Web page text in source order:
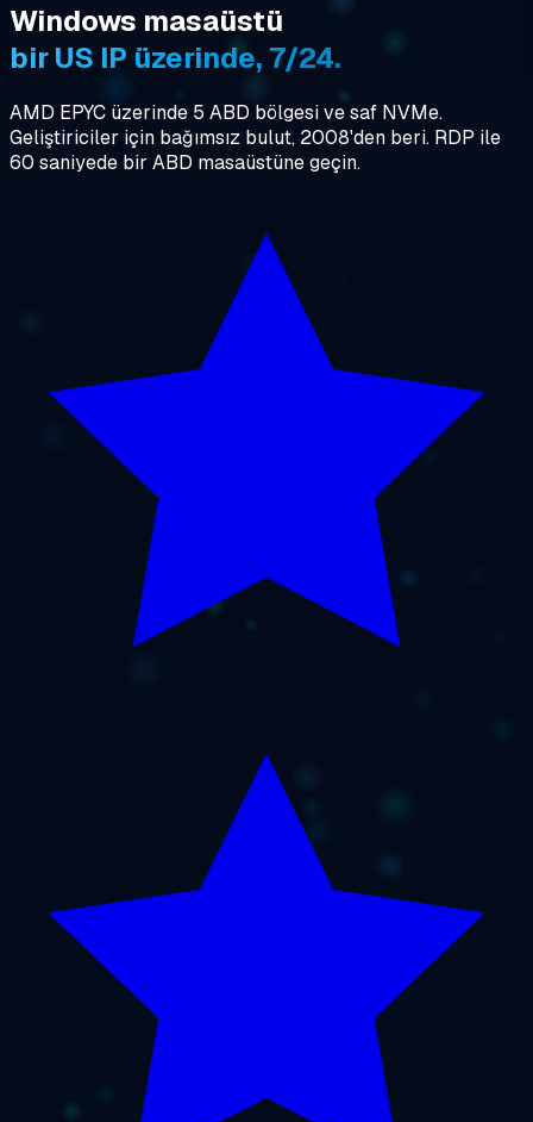
Windows masaüstü
bir US IP üzerinde, 7/24.
AMD EPYC üzerinde 5 ABD bölgesi ve saf NVMe.
Geliştiriciler için bağımsız bulut, 2008'den beri. RDP ile
60 saniyede bir ABD masaüstüne geçin.